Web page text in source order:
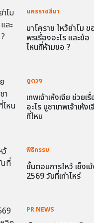
นครราชสีมา
มาโคราช ไหว้ย่าโม ข
พรเรื่องอะไร และข้อ
ไหนที่ห้ามขอ ?
ดูดวง
เทพเจ้าเห้งเจีย ช่วยเ
อะไร บูชาเทพเจ้าเห้งเ
ที่ไหน
พิธีกรรม
ขั้นตอนการไหว้ เช็งเ
2569 วันที่เท่าไหร่
PR NEWS